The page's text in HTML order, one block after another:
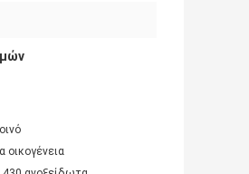
οικογένεια